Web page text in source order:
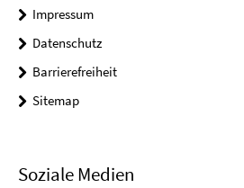
Impressum
Datenschutz
Barrierefreiheit
Sitemap
Soziale Medien